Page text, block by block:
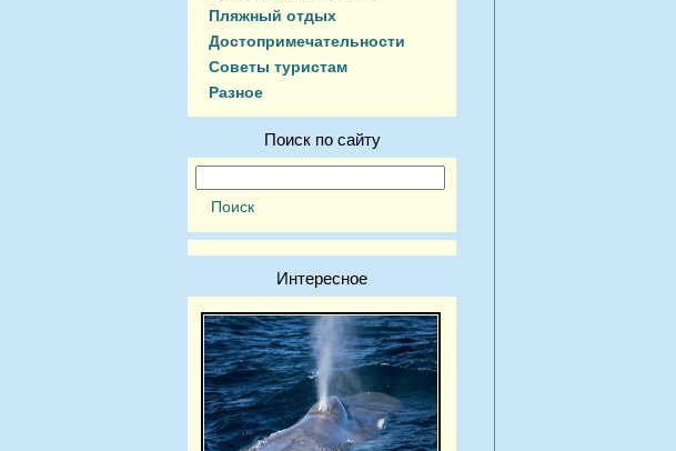
Пляжный отдых
Достопримечательности
Советы туристам
Разное
Поиск по сайту
Интересное